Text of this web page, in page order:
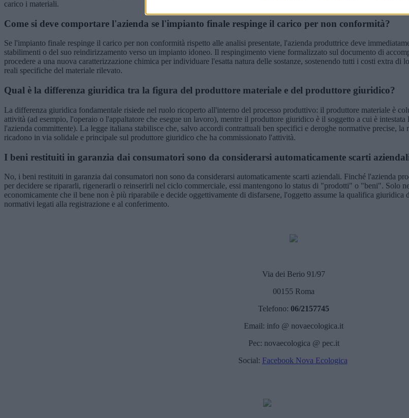
carico i materiali.
Come si deve comportare l'azienda se l'impianto finale respinge il carico per non conformità?
Se l'impianto finale respinge il carico per non conformità rispetto alle analisi presentate, l'azienda produttrice deve
stabilimenti o del suo reindirizzamento verso un impianto idoneo. Il respingimento viene formalizzato sul documento di
procedere a una nuova caratterizzazione chimica per individuare l'esatta natura delle sostanze, sostenendo tutti i costi extra
reali specifiche del materiale rilevato.
Qual è la differenza giuridica tra la figura del produttore materiale e del produttore giuridico?
La differenza giuridica fondamentale risiede nel ruolo ricoperto all'interno del processo produttivo: il produttore materiale è
attività (ad esempio, l'operaio o l'appaltatore che esegue un lavoro), mentre il produttore giuridico è il soggetto a cui è
l'azienda committente). La legge italiana stabilisce che, salvo accordi contrattuali ben specifici e deroghe normative precise,
ricadono in via solidale e principale sul produttore giuridico che ha commissionato l'attività.
I beni restituiti in garanzia dai consumatori sono da considerarsi automaticamente scarti
No, i beni restituiti in garanzia dai consumatori non sono da considerarsi automaticamente scarti aziendali. Finché l'azienda
per decidere se ripararli, rigenerarli o reinserirli nel ciclo commerciale, essi mantengono lo status di "prodotti" o "beni". Solo
economicamente che il bene non è più riparabile e decide oggettivamente di disfarsene, l'oggetto assume la qualifica
normativi legati alla registrazione e al conferimento.
Via dei Berio 91/97
00155 Roma
Telefono: 06/2157745
Email: info @ novaecologica.it
Pec: novaecologica @ pec.it
Social: Facebook Nova Ecologica